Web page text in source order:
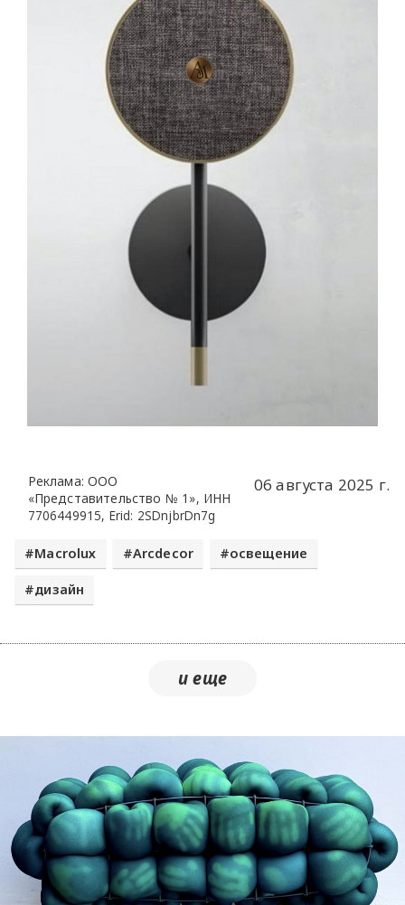
06 августа 2025 г.
Реклама: ООО
«Представительство № 1», ИНН
7706449915, Erid: 2SDnjbrDn7g
Macroluх Arcdecor освещение
дизайн